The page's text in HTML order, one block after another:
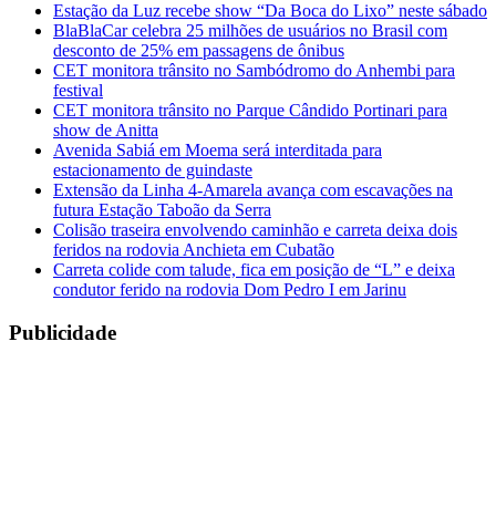
Estação da Luz recebe show “Da Boca do Lixo” neste sábado
BlaBlaCar celebra 25 milhões de usuários no Brasil com
desconto de 25% em passagens de ônibus
CET monitora trânsito no Sambódromo do Anhembi para
festival
CET monitora trânsito no Parque Cândido Portinari para
show de Anitta
Avenida Sabiá em Moema será interditada para
estacionamento de guindaste
Extensão da Linha 4-Amarela avança com escavações na
futura Estação Taboão da Serra
Colisão traseira envolvendo caminhão e carreta deixa dois
feridos na rodovia Anchieta em Cubatão
Carreta colide com talude, fica em posição de “L” e deixa
condutor ferido na rodovia Dom Pedro I em Jarinu
Publicidade